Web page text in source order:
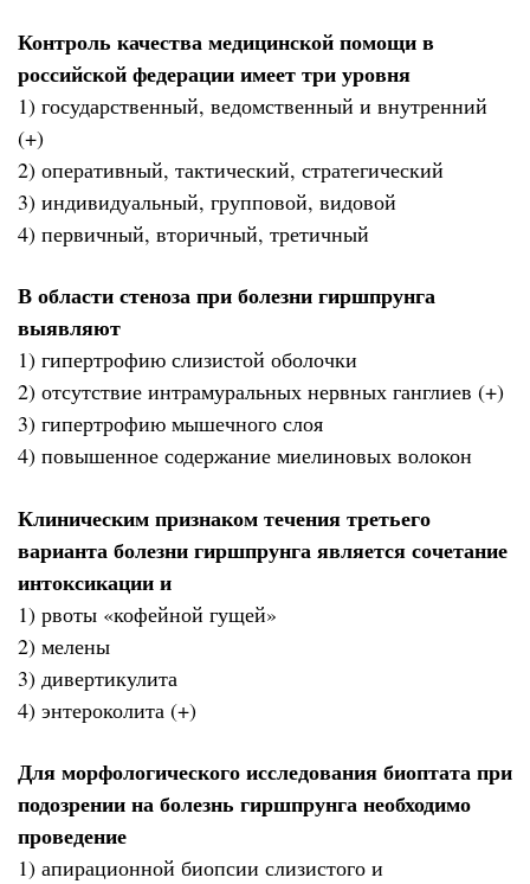
Контроль качества медицинской помощи в
российской федерации имеет три уровня
1) государственный, ведомственный и внутренний
(+)
2) оперативный, тактический, стратегический
3) индивидуальный, групповой, видовой
4) первичный, вторичный, третичный
В области стеноза при болезни гиршпрунга
выявляют
1) гипертрофию слизистой оболочки
2) отсутствие интрамуральных нервных ганглиев (+)
3) гипертрофию мышечного слоя
4) повышенное содержание миелиновых волокон
Клиническим признаком течения третьего
варианта болезни гиршпрунга является сочетание
интоксикации и
1) рвоты «кофейной гущей»
2) мелены
3) дивертикулита
4) энтероколита (+)
Для морфологического исследования биоптата при
подозрении на болезнь гиршпрунга необходимо
проведение
1) апирационной биопсии слизистого и